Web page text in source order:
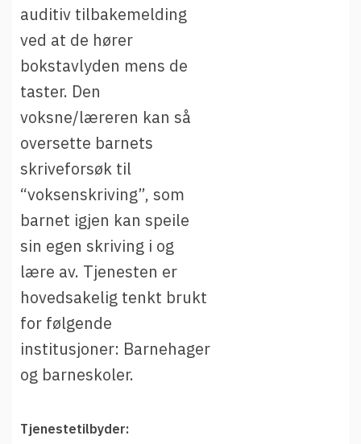
auditiv tilbakemelding
ved at de hører
bokstavlyden mens de
taster. Den
voksne/læreren kan så
oversette barnets
skriveforsøk til
“voksenskriving”, som
barnet igjen kan speile
sin egen skriving i og
lære av. Tjenesten er
hovedsakelig tenkt brukt
for følgende
institusjoner: Barnehager
og barneskoler.
Tjenestetilbyder: